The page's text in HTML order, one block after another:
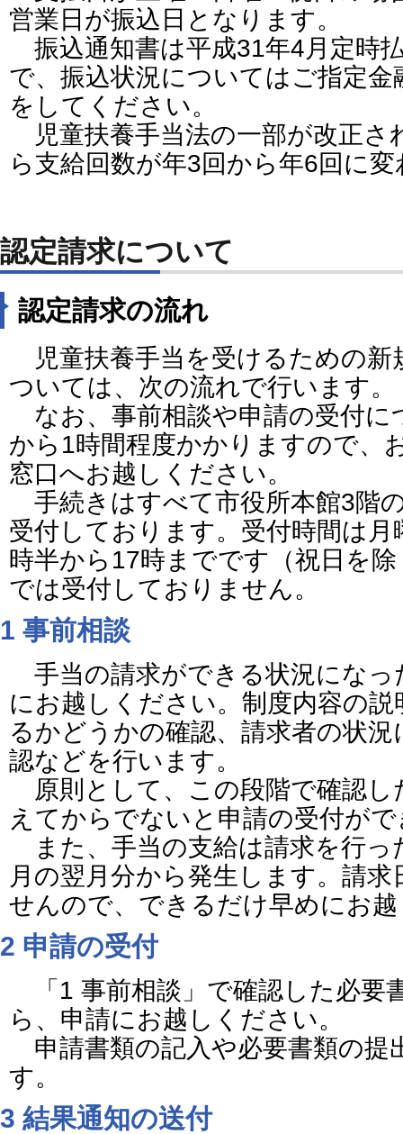
営業日が振込日となります。
振込通知書は平成31年4月定時
で、振込状況についてはご指定
をしてください。
児童扶養手当法の一部が改正さ
ら支給回数が年3回から年6回に
認定請求について
認定請求の流れ
児童扶養手当を受けるための新
ついては、次の流れで行います。
なお、事前相談や申請の受付に
から1時間程度かかりますので、
窓口へお越しください。
手続きはすべて市役所本館3階
受付しております。受付時間は
時半から17時までです（祝日を
では受付しておりません。
1 事前相談
手当の請求ができる状況になっ
にお越しください。制度内容の
るかどうかの確認、請求者の状
認などを行います。
原則として、この段階で確認し
えてからでないと申請の受付が
また、手当の支給は請求を行っ
月の翌月分から発生します。請
せんので、できるだけ早めにお
2 申請の受付
「1 事前相談」で確認した必要
ら、申請にお越しください。
申請書類の記入や必要書類の提
す。
3 結果通知の送付